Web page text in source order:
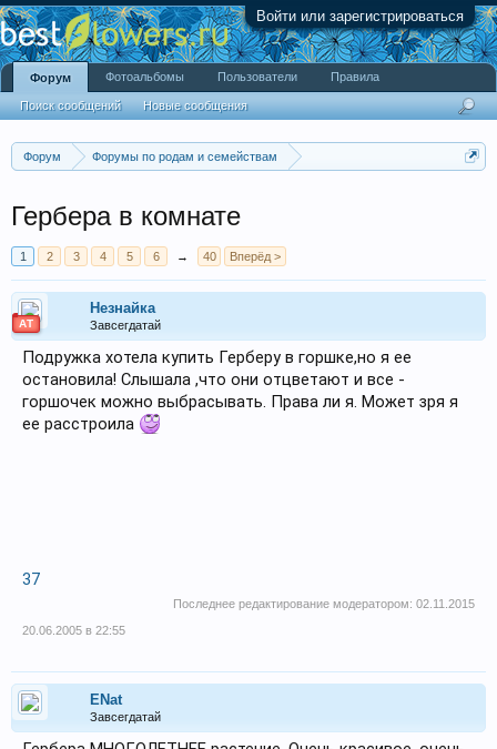
Войти или зарегистрироваться
Форум
Форумы по родам и семействам
Гербера в комнате
1 2 3 4 5 6 → 40 Вперёд >
АТ
Незнайка
Завсегдатай
Подружка хотела купить Герберу в горшке,но я ее
остановила! Слышала ,что они отцветают и все -
горшочек можно выбрасывать. Права ли я. Может зря я
ее расстроила
37
Последнее редактирование модератором: 02.11.2015
20.06.2005 в 22:55
ENat
Завсегдатай
Форум
Поиск сообщений Новые сообщения
Фотоальбомы Пользователи Правила